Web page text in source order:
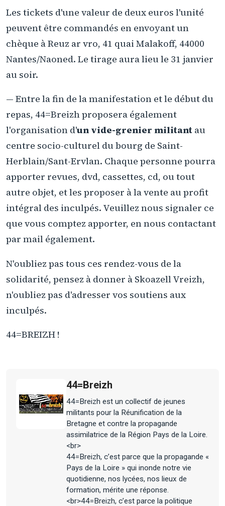
Les tickets d'une valeur de deux euros l'unité
peuvent être commandés en envoyant un
chèque à Reuz ar vro, 41 quai Malakoff, 44000
Nantes/Naoned. Le tirage aura lieu le 31 janvier
au soir.
— Entre la fin de la manifestation et le début du
repas, 44=Breizh proposera également
l'organisation d'un vide-grenier militant au
centre socio-culturel du bourg de Saint-
Herblain/Sant-Ervlan. Chaque personne pourra
apporter revues, dvd, cassettes, cd, ou tout
autre objet, et les proposer à la vente au profit
intégral des inculpés. Veuillez nous signaler ce
que vous comptez apporter, en nous contactant
par mail également.
N'oubliez pas tous ces rendez-vous de la
solidarité, pensez à donner à Skoazell Vreizh,
n'oubliez pas d'adresser vos soutiens aux
inculpés.
44=BREIZH !
44=Breizh
44=Breizh est un collectif de jeunes
militants pour la Réunification de la
Bretagne et contre la propagande
assimilatrice de la Région Pays de la Loire.
<br>
44=Breizh, c’est parce que la propagande «
Pays de la Loire » qui inonde notre vie
quotidienne, nos lycées, nos lieux de
formation, mérite une réponse.
<br>44=Breizh, c’est parce la politique